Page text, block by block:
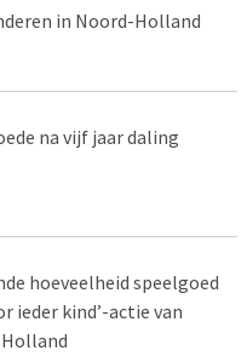
in Noord-Holland
na vijf jaar daling
hoeveelheid speelgoed
ieder kind’-actie van